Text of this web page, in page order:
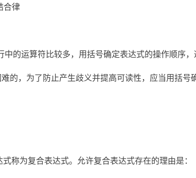
合律
中的运算符比较多，用括号确定表达式的操作顺序，
的，为了防止产生歧义并提高可读性，应当用括号
式称为复合表达式。允许复合表达式存在的理由是